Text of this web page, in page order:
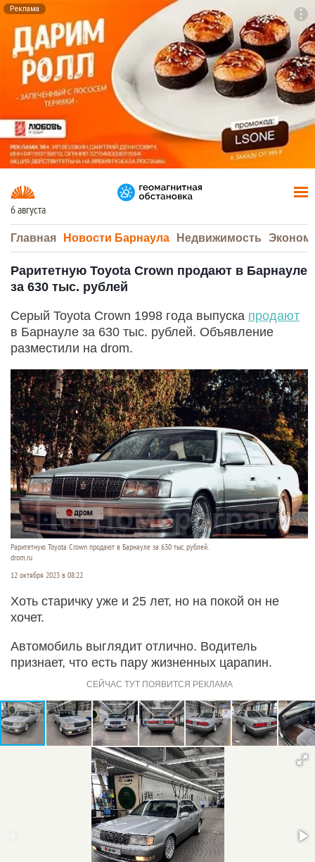
Реклама
6 августа
Главная Новости Барнаула Недвижимость
Раритетную Toyota Crown продают в Барнауле
за 630 тыс. рублей
Серый Toyota Crown 1998 года выпуска продают
в Барнауле за 630 тыс. рублей. Объявление
разместили на drom.
Раритетную Toyota Crown продают в Барнауле за 630 тыс. рублей.
drom.ru
12 октября 2023 в 08:22
Хоть старичку уже и 25 лет, но на покой он не
хочет.
Автомобиль выглядит отлично. Водитель
признает, что есть пару жизненных царапин.